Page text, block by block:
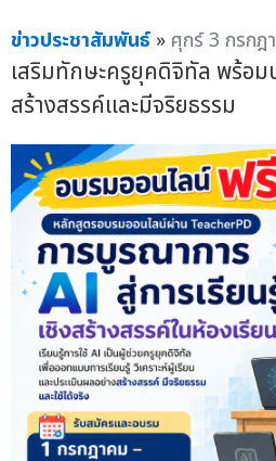
ข่าวประชาสัมพันธ์ » ศุกร์ 3 กรกฎ
เสริมทักษะครูยุคดิจิทัล พร้อม
สร้างสรรค์และมีจริยธรรม